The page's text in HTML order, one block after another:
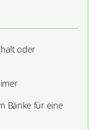
oder
Bänke für eine